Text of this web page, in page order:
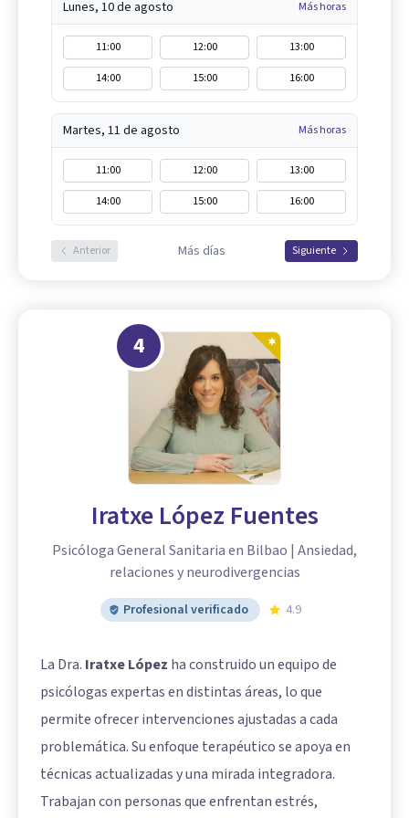
Lunes, 10 de agosto Más horas
11:00 12:00
13:00
14:00
15:00 16:00
Martes, 11 de agosto Más horas
11:00 12:00
13:00
14:00
15:00 16:00
Anterior Más días Siguiente
4
Iratxe López Fuentes
Psicóloga General Sanitaria en Bilbao | Ansiedad,
relaciones y neurodivergencias
Profesional verificado 4.9
La Dra. Iratxe López ha construido un equipo de
psicólogas expertas en distintas áreas, lo que
permite ofrecer intervenciones ajustadas a cada
problemática. Su enfoque terapéutico se apoya en
técnicas actualizadas y una mirada integradora.
Trabajan con personas que enfrentan estrés,